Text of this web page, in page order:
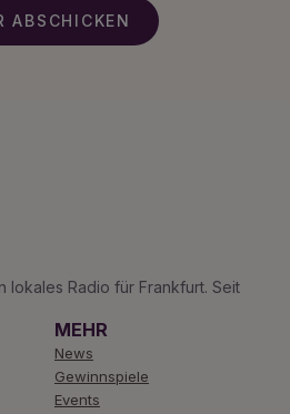
lokales Radio für Frankfurt. Seit
MEHR
News
Gewinnspiele
Events